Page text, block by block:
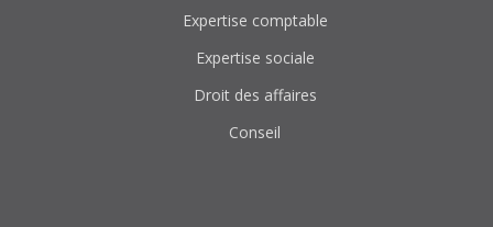
Expertise comptable
Expertise sociale
Droit des affaires
Conseil